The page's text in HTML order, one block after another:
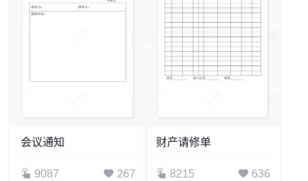
会议通知
9087 267
财产请修单
8215 636